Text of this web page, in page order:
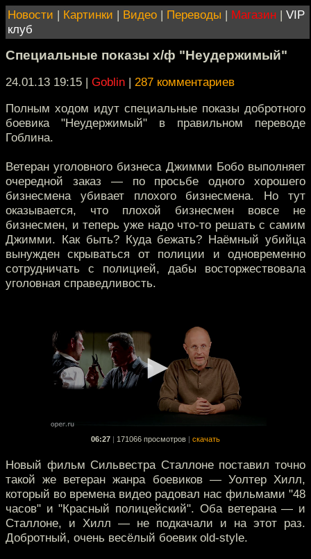
Новости | Картинки | Видео | Переводы | Магазин | VIP
клуб
Специальные показы х/ф "Неудержимый"
24.01.13 19:15 | Goblin | 287 комментариев
Полным ходом идут специальные показы добротного
боевика "Неудержимый" в правильном переводе
Гоблина.
Ветеран уголовного бизнеса Джимми Бобо выполняет
очередной заказ — по просьбе одного хорошего
бизнесмена убивает плохого бизнесмена. Но тут
оказывается, что плохой бизнесмен вовсе не
бизнесмен, и теперь уже надо что-то решать с самим
Джимми. Как быть? Куда бежать? Наёмный убийца
вынужден скрываться от полиции и одновременно
сотрудничать с полицией, дабы восторжествовала
уголовная справедливость.
06:27 171066 просмотров скачать
Новый фильм Сильвестра Сталлоне поставил точно
такой же ветеран жанра боевиков — Уолтер Хилл,
который во времена видео радовал нас фильмами "48
часов" и "Красный полицейский". Оба ветерана — и
Сталлоне, и Хилл — не подкачали и на этот раз.
Добротный, очень весёлый боевик old-style.